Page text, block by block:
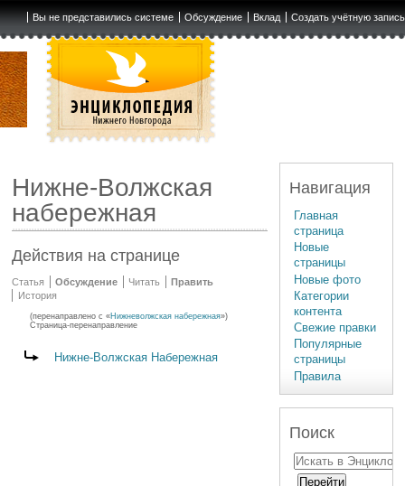
Вы не представились системе Обсуждение Вклад Создать учётную запись
Нижне-Волжская
набережная
Действия на странице
Статья Обсуждение Читать
Править
История
(перенаправлено с «Нижневолжская набережная»)
Страница-перенаправление
Перенаправление на:
Нижне-Волжская Набережная
Навигация
Главная
страница
Новые
страницы
Новые фото
Категории
контента
Свежие правки
Популярные
страницы
Правила
Поиск